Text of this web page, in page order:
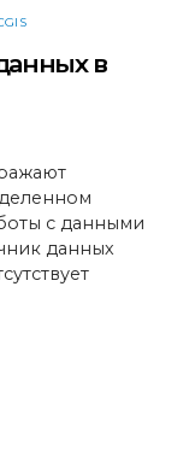
в
с данными
данных